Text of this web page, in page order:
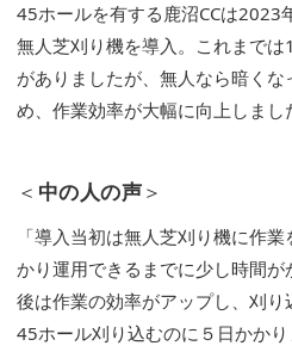
45ホールを有する鹿沼CCは2023
無人芝刈り機を導入。これまで
がありましたが、無人なら暗く
め、作業効率が大幅に向上しまし
＜ 中の人の声＞
「導入当初は無人芝刈り機に作
かり運用できるまでに少し時間
後は作業の効率がアップし、刈
45ホール刈り込むのに５日かか